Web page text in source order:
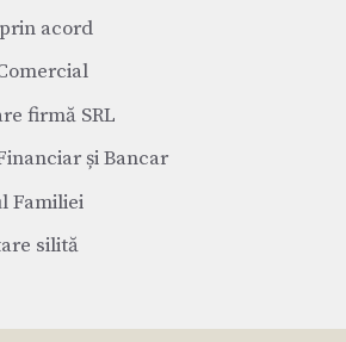
acord
firmă SRL
și Bancar
Familiei
silită